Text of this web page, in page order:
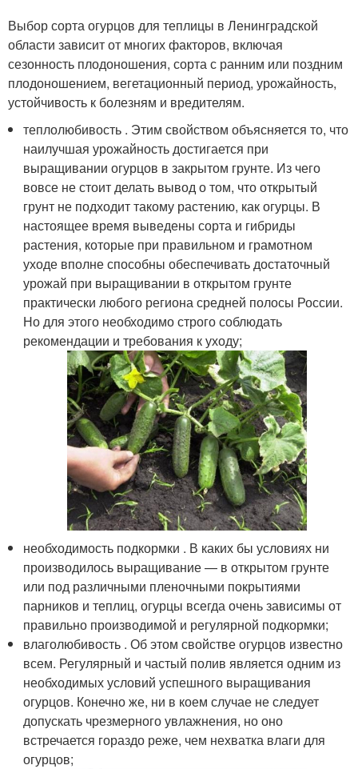
Выбор сорта огурцов для теплицы в Ленинградской
области зависит от многих факторов, включая
сезонность плодоношения, сорта с ранним или поздним
плодоношением, вегетационный период, урожайность,
устойчивость к болезням и вредителям.
теплолюбивость . Этим свойством объясняется то, что
наилучшая урожайность достигается при
выращивании огурцов в закрытом грунте. Из чего
вовсе не стоит делать вывод о том, что открытый
грунт не подходит такому растению, как огурцы. В
настоящее время выведены сорта и гибриды
растения, которые при правильном и грамотном
уходе вполне способны обеспечивать достаточный
урожай при выращивании в открытом грунте
практически любого региона средней полосы России.
Но для этого необходимо строго соблюдать
рекомендации и требования к уходу;
необходимость подкормки . В каких бы условиях ни
производилось выращивание — в открытом грунте
или под различными пленочными покрытиями
парников и теплиц, огурцы всегда очень зависимы от
правильно производимой и регулярной подкормки;
влаголюбивость . Об этом свойстве огурцов известно
всем. Регулярный и частый полив является одним из
необходимых условий успешного выращивания
огурцов. Конечно же, ни в коем случае не следует
допускать чрезмерного увлажнения, но оно
встречается гораздо реже, чем нехватка влаги для
огурцов;